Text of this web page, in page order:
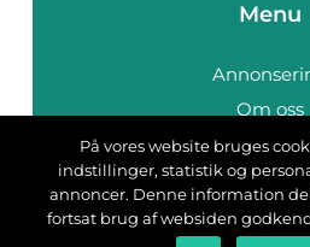
Menu
Om oss
Cookies
Kontakta
Sitemap
På vores website bruges
indstillinger, statistik og
annoncer. Denne information
fortsat brug af websiden